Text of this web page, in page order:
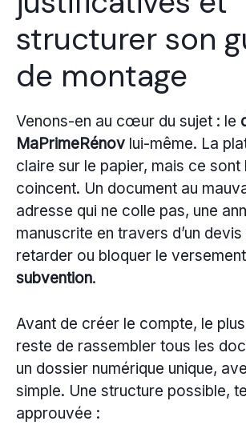
structurer son
de montage
Venons-en au cœur du sujet : le
MaPrimeRénov lui-même. La
claire sur le papier, mais ce sont
coincent. Un document au
adresse qui ne colle pas, une
manuscrite en travers d’un
retarder ou bloquer le
subvention.
Avant de créer le compte, le
reste de rassembler tous les
un dossier numérique unique,
simple. Une structure possible,
approuvée :